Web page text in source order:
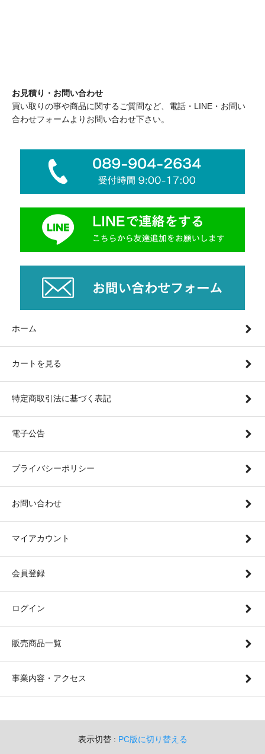
お見積り・お問い合わせ
買い取りの事や商品に関するご質問など、電話・LINE・お問い
合わせフォームよりお問い合わせ下さい。
ホーム
カートを見る
特定商取引法に基づく表記
電子公告
プライバシーポリシー
お問い合わせ
マイアカウント
会員登録
ログイン
販売商品一覧
事業内容・アクセス
表示切替 : PC版に切り替える